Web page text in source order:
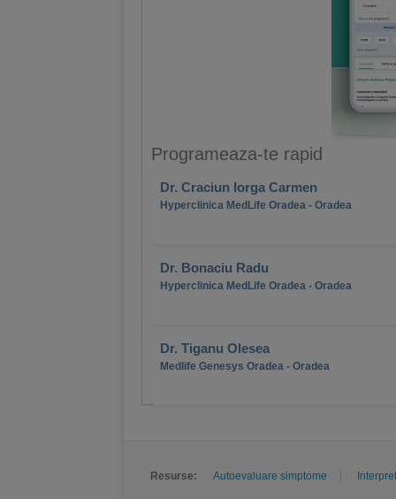
Programeaza-te rapid
Dr. Craciun Iorga Carmen
Hyperclinica MedLife Oradea - Oradea
Dr. Bonaciu Radu
Hyperclinica MedLife Oradea - Oradea
Dr. Tiganu Olesea
Medlife Genesys Oradea - Oradea
Resurse: Autoevaluare simptome